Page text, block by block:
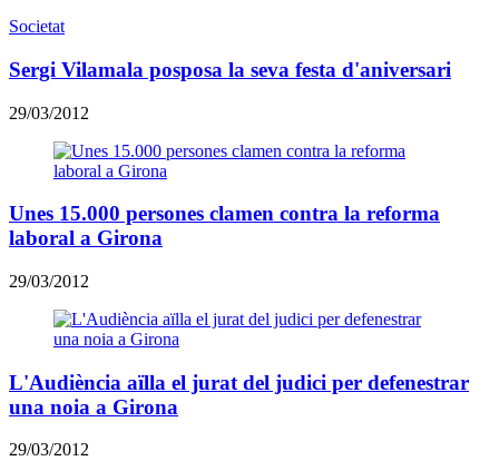
Societat
Sergi Vilamala posposa la seva festa d'aniversari
29/03/2012
Unes 15.000 persones clamen contra la reforma
laboral a Girona
29/03/2012
L'Audiència aïlla el jurat del judici per defenestrar
una noia a Girona
29/03/2012